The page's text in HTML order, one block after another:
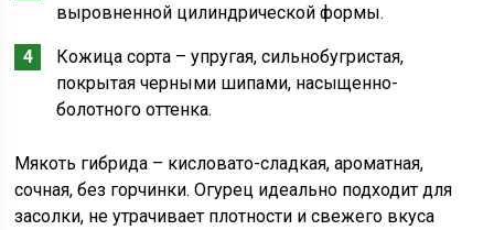
выровненной цилиндрической формы.
Кожица сорта – упругая, сильнобугристая,
покрытая черными шипами, насыщенно-
болотного оттенка.
Мякоть гибрида – кисловато-сладкая, ароматная,
сочная, без горчинки. Огурец идеально подходит для
засолки, не утрачивает плотности и свежего вкуса